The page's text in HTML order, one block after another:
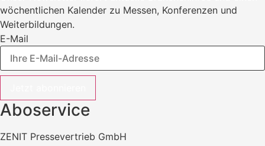
wöchentlichen Kalender zu Messen, Konferenzen und
Weiterbildungen.
E-Mail
Aboservice
ZENIT Pressevertrieb GmbH